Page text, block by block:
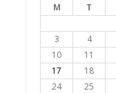
M T
3
4
10
11
17
18
24
25